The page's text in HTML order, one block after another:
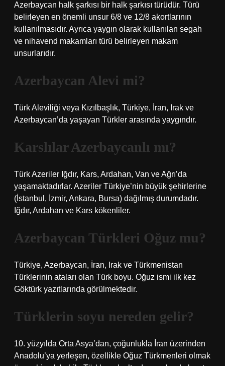
Azerbaycan halk şarkısı bir halk şarkısı türüdür. Türü
belirleyen en önemli unsur 6/8 ve 12/8 akortlarının
kullanılmasıdır. Ayrıca yaygın olarak kullanılan segah
ve nihavend makamları türü belirleyen makam
unsurlarıdır.
Azerbaycan Alevi mi?
Türk Aleviliği veya Kızılbaşlık, Türkiye, İran, Irak ve
Azerbaycan’da yaşayan Türkler arasında yaygındır.
Karslılar Azerbaycanlı mı?
Türk Azeriler Iğdır, Kars, Ardahan, Van ve Ağrı’da
yaşamaktadırlar. Azeriler Türkiye’nin büyük şehirlerine
(İstanbul, İzmir, Ankara, Bursa) dağılmış durumdadır.
Iğdır, Ardahan ve Kars kökenliler.
Azerbaycan Türkleri Oğuz mu?
Türkiye, Azerbaycan, İran, Irak ve Türkmenistan
Türklerinin ataları olan Türk boyu. Oğuz ismi ilk kez
Göktürk yazıtlarında görülmektedir.
Türklerin soyu nereden gelir?
10. yüzyılda Orta Asya’dan, çoğunlukla İran üzerinden
Anadolu’ya yerleşen, özellikle Oğuz Türkmenleri olmak